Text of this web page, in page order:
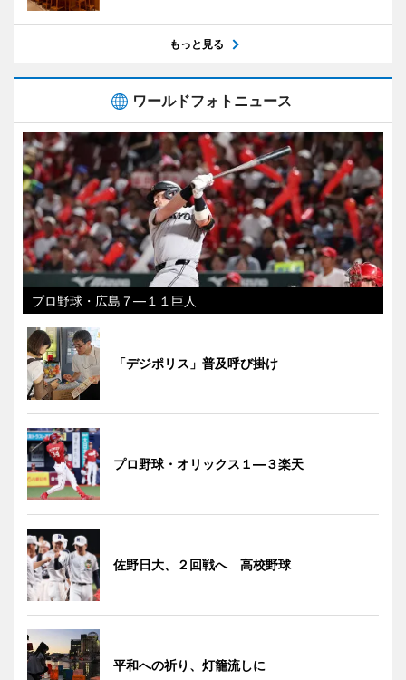
もっと見る
ワールドフォトニュース
プロ野球・広島７―１１巨人
「デジポリス」普及呼び掛け
プロ野球・オリックス１―３楽天
佐野日大、２回戦へ 高校野球
平和への祈り、灯籠流しに